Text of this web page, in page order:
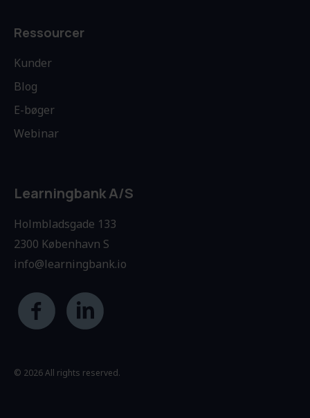
Ressourcer
Kunder
Blog
E-bøger
Webinar
Learningbank A/S
Holmbladsgade 133
2300 København S
info@learningbank.io
© 2026 All rights reserved.